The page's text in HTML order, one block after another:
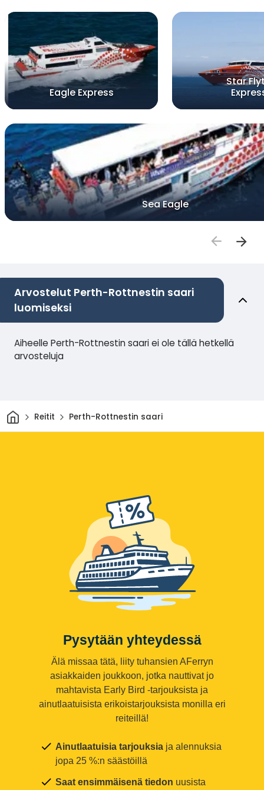
Eagle Express
Star
Sea Eagle
Arvostelut Perth-Rottnestin saari
luomiseksi
Aiheelle Perth-Rottnestin saari ei ole tällä hetkellä
arvosteluja
KotiinReitit Perth-Rottnestin saari
Pysytään yhteydessä
Älä missaa tätä, liity tuhansien AFerryn
asiakkaiden joukkoon, jotka nauttivat jo
mahtavista Early Bird -tarjouksista ja
ainutlaatuisista erikoistarjouksista monilla eri
reiteillä!
Ainutlaatuisia tarjouksia ja alennuksia
jopa 25 %:n säästöillä
Saat ensimmäisenä tiedon uusista